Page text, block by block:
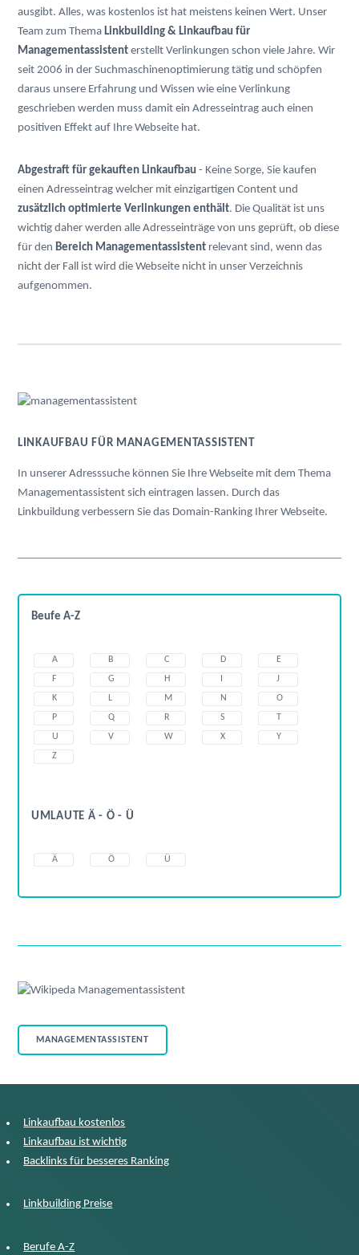
ausgibt. Alles, was kostenlos ist hat meistens keinen Wert. Unser
Team zum Thema Linkbuilding & Linkaufbau für
Managementassistent erstellt Verlinkungen schon viele Jahre. Wir
seit 2006 in der Suchmaschinenoptimierung tätig und schöpfen
daraus unsere Erfahrung und Wissen wie eine Verlinkung
geschrieben werden muss damit ein Adresseintrag auch einen
positiven Effekt auf Ihre Webseite hat.
Abgestraft für gekauften Linkaufbau - Keine Sorge, Sie kaufen
einen Adresseintrag welcher mit einzigartigen Content und
zusätzlich optimierte Verlinkungen enthält. Die Qualität ist uns
wichtig daher werden alle Adresseinträge von uns geprüft, ob diese
für den Bereich Managementassistent relevant sind, wenn das
nicht der Fall ist wird die Webseite nicht in unser Verzeichnis
aufgenommen.
LINKAUFBAU FÜR MANAGEMENTASSISTENT
In unserer Adresssuche können Sie Ihre Webseite mit dem Thema
Managementassistent sich eintragen lassen. Durch das
Linkbuildung verbessern Sie das Domain-Ranking Ihrer Webseite.
Beufe A-Z
A B C D
E
F
G H
J
K
L M N
O
P
Q R S
T
U
V W X
Y
Z
UMLAUTE Ä - Ö - Ü
Ä Ö Ü
MANAGEMENTASSISTENT
Linkaufbau kostenlos
Linkaufbau ist wichtig
Backlinks für besseres Ranking
Linkbuilding Preise
Berufe A-Z